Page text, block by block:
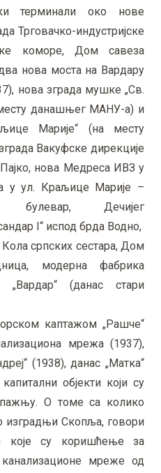
терминали око нове
Трговачко-индустријске
коморе, Дом савеза
нова моста на Вардару
нова зграда мушке „Св.
данашњег МАНУ-а) и
Марије“ (на месту
Вакуфске дирекције
нова Медреса ИВЗ у
у ул. Краљице Марије –
булевар, Дечијег
I“ испод брда Водно,
српских сестара, Дом
модерна фабрика
(данас стари
каптажом „Рашче“
мрежа (1937),
(1938), данас „Матка“
објекти који су
О томе са колико
изградњи Скопља, говори
су коришћење за
мреже од